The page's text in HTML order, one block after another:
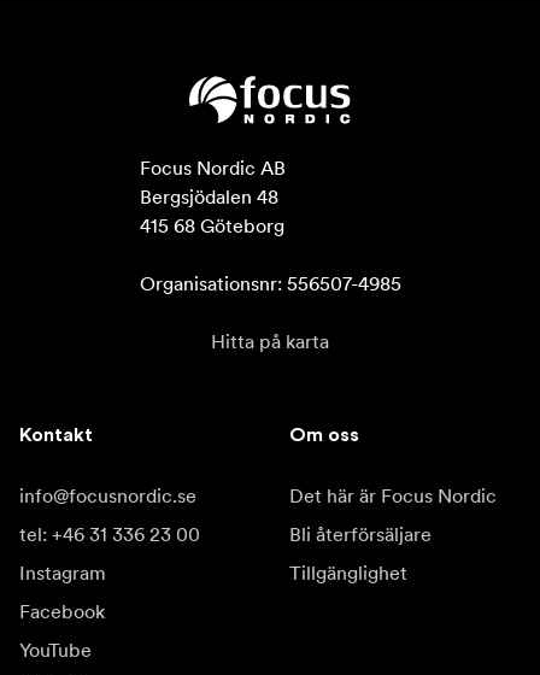
Focus Nordic AB
Bergsjödalen 48
415 68 Göteborg
Organisationsnr: 556507-4985
Hitta på karta
Kontakt
info@focusnordic.se
tel: +46 31 336 23 00
Instagram
Facebook
YouTube
Om oss
Det här är Focus Nordic
Bli återförsäljare
Tillgänglighet